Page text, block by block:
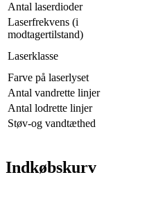
Antal laserdioder
Laserfrekvens (i
modtagertilstand)
Laserklasse
Farve på laserlyset
Antal vandrette linjer
Antal lodrette linjer
Støv-og vandtæthed
Indkøbskurv